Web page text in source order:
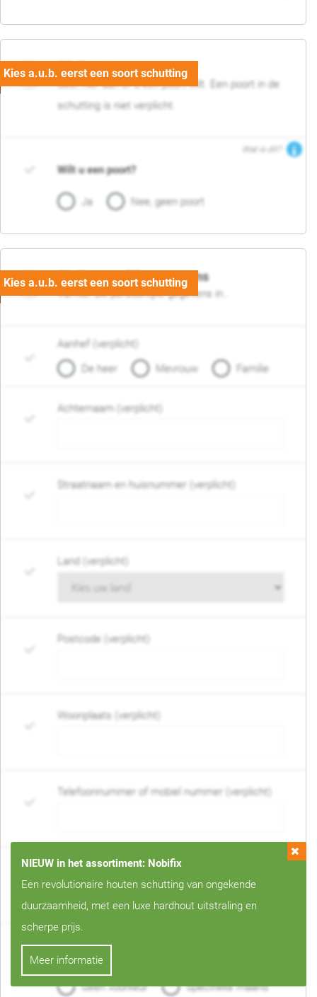
05. Poort
Geef hier aan of u een poort wilt. Een poort in de
schutting is niet verplicht.
Wat is dit?
Wilt u een poort?
Ja Nee, geen poort
06. Persoonlijke gegevens
Vul hier uw persoonlijke gegevens in..
Aanhef (verplicht)
De heer
Mevrouw Familie
Achternaam (verplicht)
Straatnaam en huisnummer (verplicht)
Land (verplicht)
Postcode (verplicht)
Woonplaats (verplicht)
Telefoonnummer of mobiel nummer (verplicht)
E-mail adres (verplicht)
(verplicht)
Geen voorkeur
Specifieke maand
NIEUW in het assortiment: Nobifix
Een revolutionaire houten schutting van ongekende
duurzaamheid, met een luxe hardhout uitstraling en
scherpe prijs.
Meer informatie